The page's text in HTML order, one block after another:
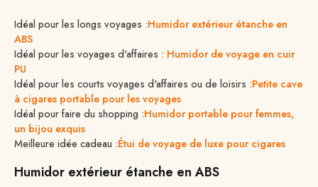
Idéal pour les longs voyages :Humidor extérieur étanche en
ABS
Idéal pour les voyages d'affaires : Humidor de voyage en cuir
PU
Idéal pour les courts voyages d'affaires ou de loisirs :Petite cave
à cigares portable pour les voyages
Idéal pour faire du shopping :Humidor portable pour femmes,
un bijou exquis
Meilleure idée cadeau :Étui de voyage de luxe pour cigares
Humidor extérieur étanche en ABS